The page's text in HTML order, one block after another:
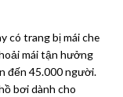
có trang bị mái che
mái tận hưởng
đến 45.000 người.
bơi dành cho